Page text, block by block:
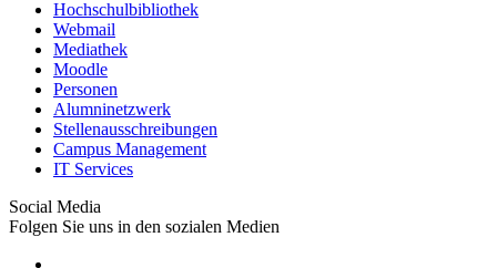
Hochschulbibliothek
Webmail
Mediathek
Moodle
Personen
Alumninetzwerk
Stellenausschreibungen
Campus Management
IT Services
Social Media
Folgen Sie uns in den sozialen Medien